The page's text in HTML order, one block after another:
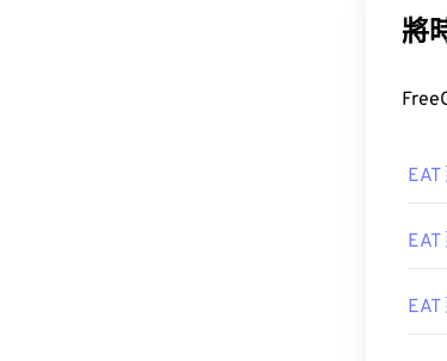
將
EAT